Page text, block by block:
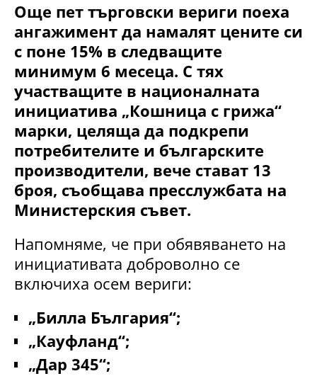
Още пет търговски вериги поеха
ангажимент да намалят цените си
с поне 15% в следващите
минимум 6 месеца. С тях
участващите в националната
инициатива „Кошница с грижа“
марки, целяща да подкрепи
потребителите и българските
производители, вече стават 13
броя, съобщава пресслужбата на
Министерския съвет.
Напомняме, че при обявяването на
инициативата доброволно се
включиха осем вериги:
„Билла България“;
„Кауфланд“;
„Дар 345“;